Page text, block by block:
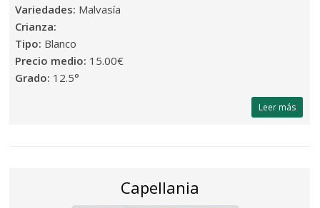
Variedades: Malvasía
Crianza:
Tipo: Blanco
Precio medio: 15.00€
Grado: 12.5°
Leer más
Capellania